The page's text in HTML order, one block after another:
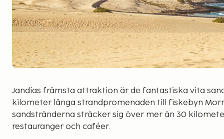
Jandías främsta attraktion är de fantastiska vita
kilometer långa strandpromenaden till fiskebyn
sandstränderna sträcker sig över mer än 30
restauranger och caféer.